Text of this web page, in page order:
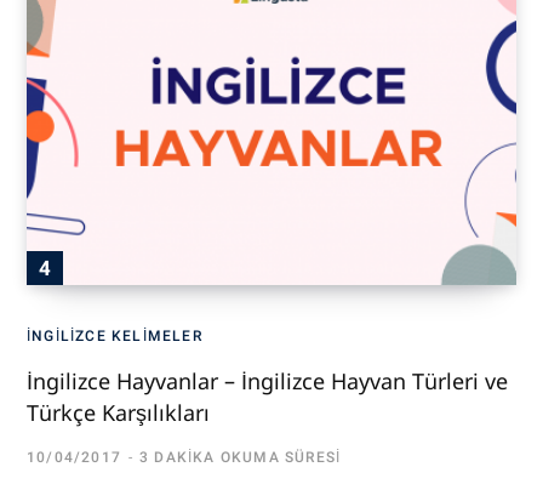
İNGILIZCE KELIMELER
İngilizce Hayvanlar – İngilizce Hayvan Türleri ve
Türkçe Karşılıkları
10/04/2017 3 DAKIKA OKUMA SÜRESI